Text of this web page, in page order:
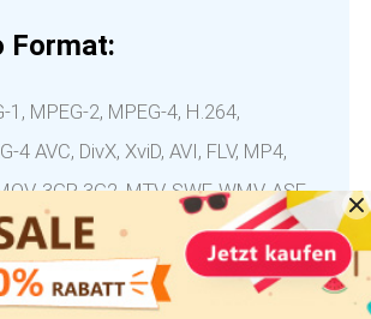
Format:
1, MPEG-2, MPEG-4, H.264,
4 AVC, DivX, XviD, AVI, FLV, MP4,
3GP, 3G2, MTV, SWF, WMV, ASF,
VOB, AMV, WebM